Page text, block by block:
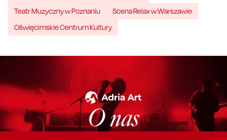
Teatr Muzyczny w Poznaniu
Scena Relax w Warszawie
Oświęcimskie Centrum Kultury
O nas